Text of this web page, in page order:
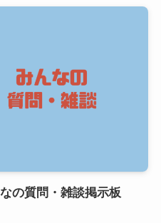
の質問・雑談掲示板